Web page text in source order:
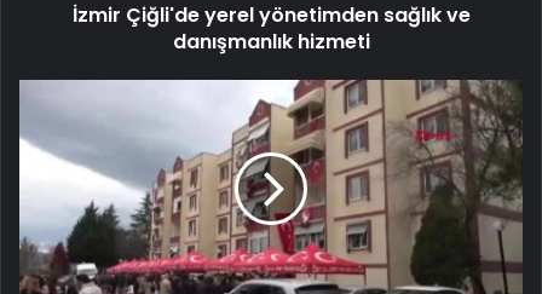
İzmir Çiğli'de yerel yönetimden sağlık ve
danışmanlık hizmeti